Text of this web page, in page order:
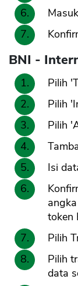
BNI -
Pilih
Pilih
Pilih
Isi
token
Pilih
Pilih
data